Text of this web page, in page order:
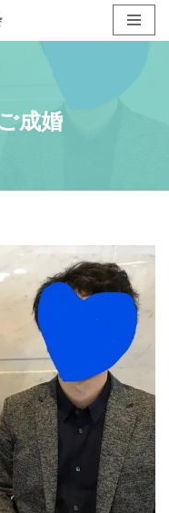
成婚